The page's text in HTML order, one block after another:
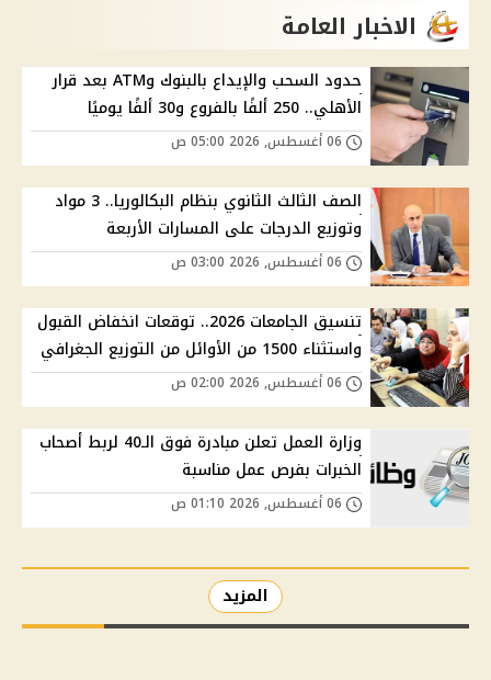
الاخبار العامة
حدود السحب والإيداع بالبنوك وATM بعد قرار
الأهلي.. 250 ألفًا بالفروع و30 ألفًا يوميًا
الصف الثالث الثانوي بنظام البكالوريا.. 3 مواد
وتوزيع الدرجات على المسارات الأربعة
تنسيق الجامعات 2026.. توقعات انخفاض القبول
واستثناء 1500 من الأوائل من التوزيع الجغرافي
وزارة العمل تعلن مبادرة فوق الـ40 لربط أصحاب
الخبرات بفرص عمل مناسبة
المزيد